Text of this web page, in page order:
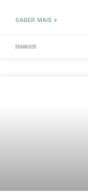
SABER MAIS »
28 de novembro de 2023